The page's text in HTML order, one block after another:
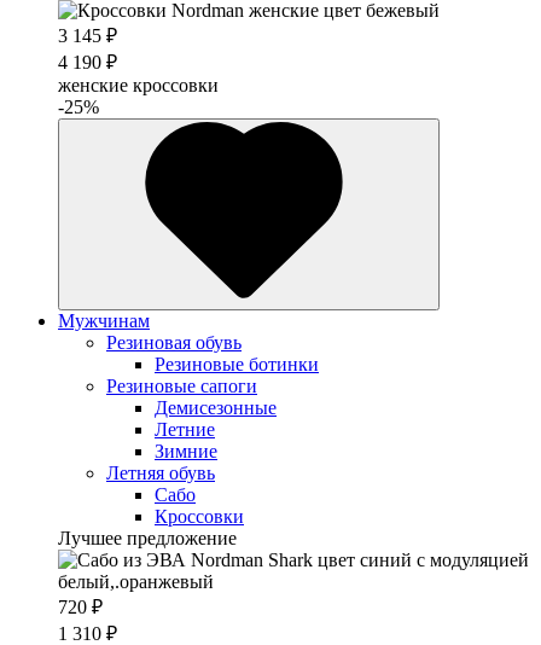
3 145 ₽
4 190 ₽
женские кроссовки
-25%
Мужчинам
Резиновая обувь
Резиновые ботинки
Резиновые сапоги
Демисезонные
Летние
Зимние
Летняя обувь
Сабо
Кроссовки
Лучшее предложение
720 ₽
1 310 ₽